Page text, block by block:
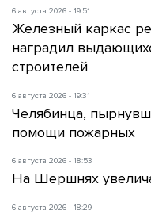
6 августа 2026 - 19:51
Железный каркас
наградил
строителей
6 августа 2026 - 19:31
Челябинца,
помощи пожарных
6 августа 2026 - 18:53
На Шершнях
6 августа 2026 - 18:29